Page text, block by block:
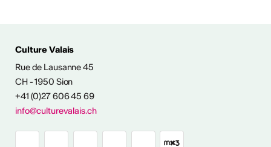
Culture Valais
Rue de Lausanne 45
CH - 1950 Sion
+41 (0)27 606 45 69
info@culturevalais.ch